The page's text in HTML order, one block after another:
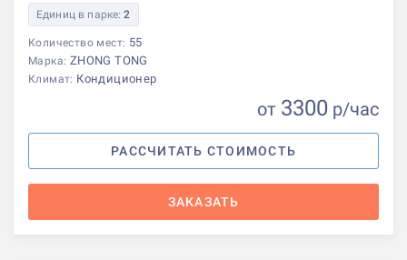
Единиц в парке:2
Количество мест: 55
Марка: ZHONG TONG
Климат: Кондиционер
от 3300 р/час
РАССЧИТАТЬ СТОИМОСТЬ
ЗАКАЗАТЬ